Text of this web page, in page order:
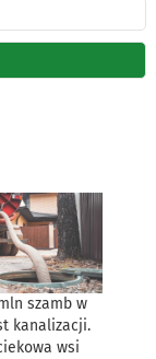
szamb w
kanalizacji.
wsi